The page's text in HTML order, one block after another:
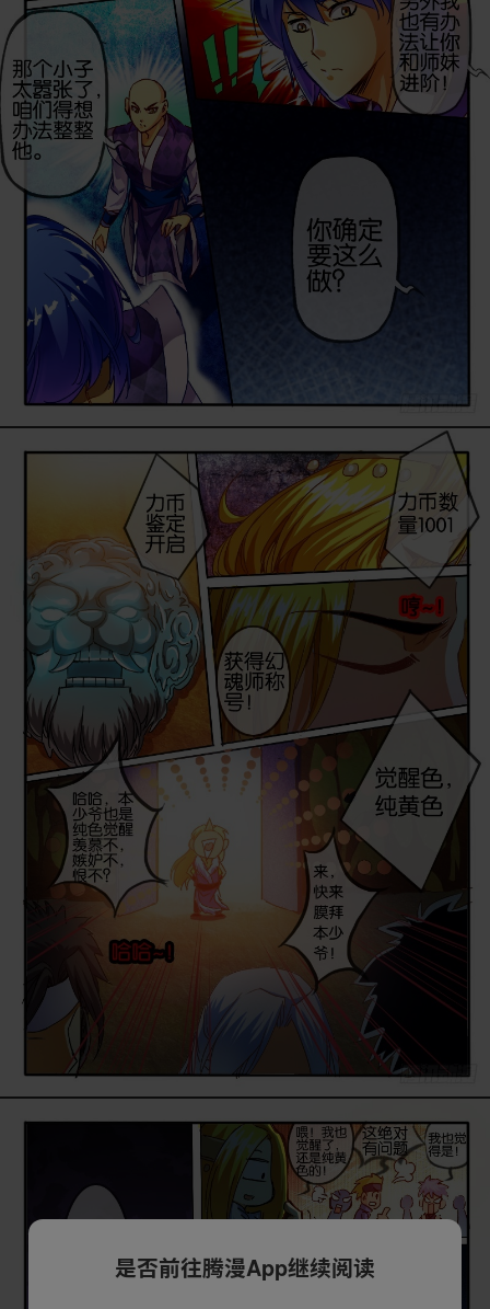
是否前往腾漫App继续阅读